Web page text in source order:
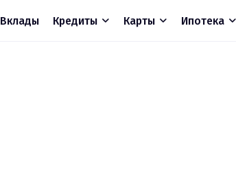
Вклады Кредиты Карты Ипотека